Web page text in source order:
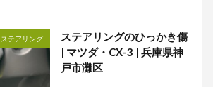
ステアリング
ステアリングのひっかき傷
| マツダ・CX-3 | 兵庫県神
戸市灘区